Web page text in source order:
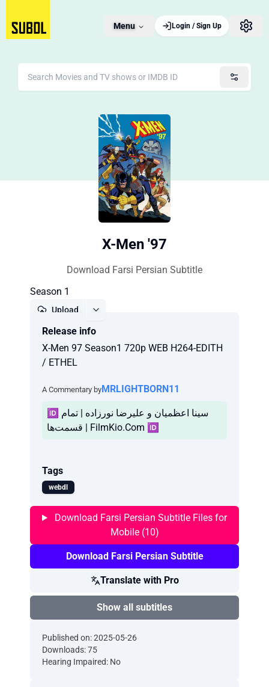
Menu Login / Sign Up
X-Men '97
Download Farsi Persian Subtitle
Season 1
Upload
Release info
X-Men 97 Season1 720p WEB H264-EDITH
/ ETHEL
A Commentary byMRLIGHTBORN11
🆔 سینا اعظمیان و علیرضا نورزاده | تمام
قسمت‌ها | FilmKio.Com 🆔
Tags
webdl
Download Farsi Persian Subtitle Files for
Mobile (10)
Download Farsi Persian Subtitle
Translate with Pro
Show all subtitles
Published on: 2025-05-26
Downloads: 75
Hearing Impaired: No